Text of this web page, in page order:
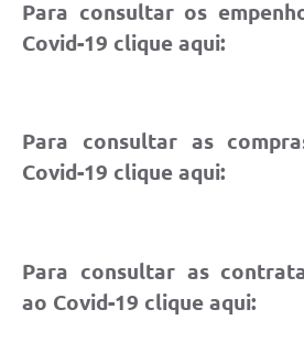
Para consultar os
Covid-19 clique aqui:
Para consultar as
Covid-19 clique aqui:
Para consultar as
ao Covid-19 clique aqui: